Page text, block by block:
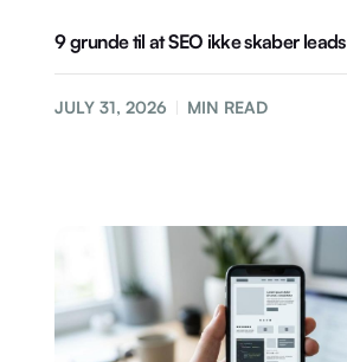
9 grunde til at SEO ikke skaber leads
JULY 31, 2026 MIN READ